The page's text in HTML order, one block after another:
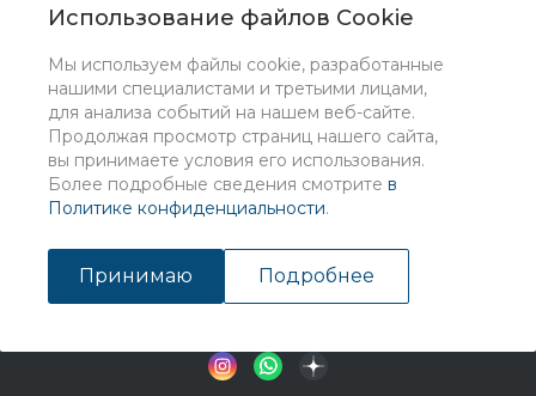
Использование файлов Cookie
Мы используем файлы cookie, разработанные
нашими специалистами и третьими лицами,
для анализа событий на нашем веб-сайте.
Продолжая просмотр страниц нашего сайта,
вы принимаете условия его использования.
Более подробные сведения смотрите в
Политике конфиденциальности.
Принимаю Подробнее